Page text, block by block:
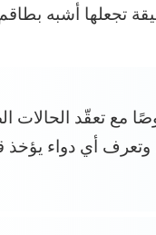
تجعلها أشبه
مع تعقّد الحالات
وتعرف أي دواء يؤخذ